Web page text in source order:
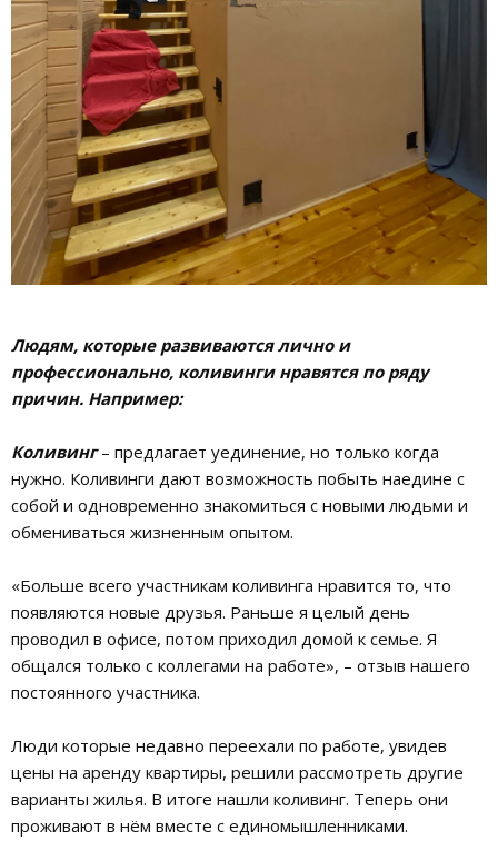
Людям, которые развиваются лично и
профессионально, коливинги нравятся по ряду
причин. Например:
Коливинг– предлагает уединение, но только когда
нужно. Коливинги дают возможность побыть наедине с
собой и одновременно знакомиться с новыми людьми и
обмениваться жизненным опытом.
«Больше всего участникам коливинга нравится то, что
появляются новые друзья. Раньше я целый день
проводил в офисе, потом приходил домой к семье. Я
общался только с коллегами на работе», – отзыв нашего
постоянного участника.
Люди которые недавно переехали по работе, увидев
цены на аренду квартиры, решили рассмотреть другие
варианты жилья. В итоге нашли коливинг. Теперь они
проживают в нём вместе с единомышленниками.